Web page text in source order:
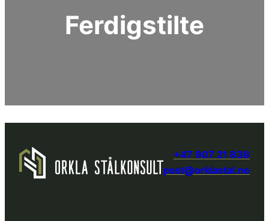
Ferdigstilte
+47 907 21 838
post@orklastal.no